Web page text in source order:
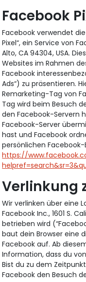
Facebook
Facebook verwendet
Pixel“, ein Service von
Alto, CA 94304, USA.
Websites im Rahmen
Facebook
Ads“) zu präsentieren.
Remarketing-Tag von
Tag wird beim Besuch
den Facebook-Servern
Facebook-Server
hast und Facebook
persönlichen
https://
Verlinkung
Wir verlinken über eine
Facebook Inc., 1601 S.
betrieben wird
baut dein Browser eine
Facebook auf. Ab
Information, dass du
Bist du zu dem
Facebook den Besuch